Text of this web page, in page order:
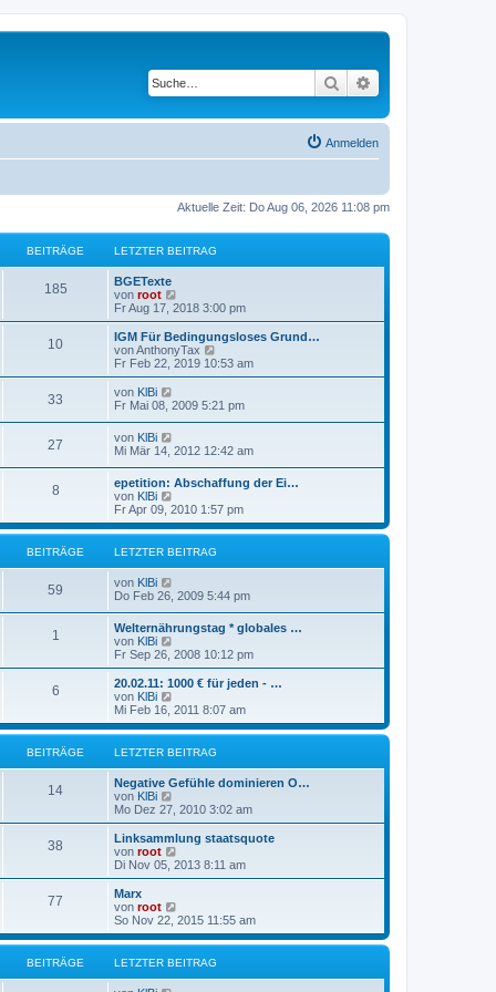
Suche
Anmelden
Aktuelle Zeit: Do Aug 06, 2026 11:08 pm
BEITRÄGE LETZTER BEITRAG
185
BGETexte
von root
e
u
e
s
t
B
e
i
r
a
g
Fr Aug 17, 2018 3:00 pm
10
IGM Für Bedingungsloses Grund…
vonAnthonyTax
e
u
s
e
B
e
i
r
a
g
Fr Feb 22, 2019 10:53 am
33 von KlBi
e
s
t
e
r
e
i
t
r
Fr Mai 08, 2009 5:21 pm
27 von KlBi
e
e
s
t
e
r
e
i
r
Mi Mär 14, 2012 12:42 am
8
epetition: Abschaffung der Ei…
von KlBi
e
u
e
s
B
e
i
r
a
g
Fr Apr 09, 2010 1:57 pm
BEITRÄGE LETZTER BEITRAG
59 von KlBi
e
s
t
e
r
B
i
t
r
a
g
Do Feb 26, 2009 5:44 pm
1
Welternährungstag * globales …
von KlBi
e
u
e
t
r
B
e
i
t
a
g
Fr Sep 26, 2008 10:12 pm
6
20.02.11: 1000 € für jeden - …
von KlBi
e
u
e
s
r
e
i
t
r
a
g
Mi Feb 16, 2011 8:07 am
BEITRÄGE LETZTER BEITRAG
14
Negative Gefühle dominieren O…
von KlBi
e
u
e
s
t
B
e
t
a
g
Mo Dez 27, 2010 3:02 am
38
Linksammlung staatsquote
von root
e
u
t
r
B
e
i
Di Nov 05, 2013 8:11 am
77
Marx
von root
e
u
e
s
So Nov 22, 2015 11:55 am
BEITRÄGE LETZTER BEITRAG